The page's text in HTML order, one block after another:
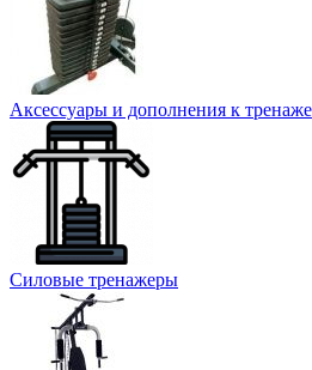
Аксессуары и дополнения к
Силовые тренажеры